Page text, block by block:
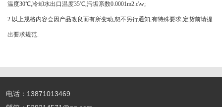
温度30℃,冷却水出口温度35℃,污垢系数0.0001m2.c\w;
2. 以上规格内容会因产品改良而有所变动,恕不另行通知,有特殊要求,定货前请提
出要求规范.
电话：13871013469